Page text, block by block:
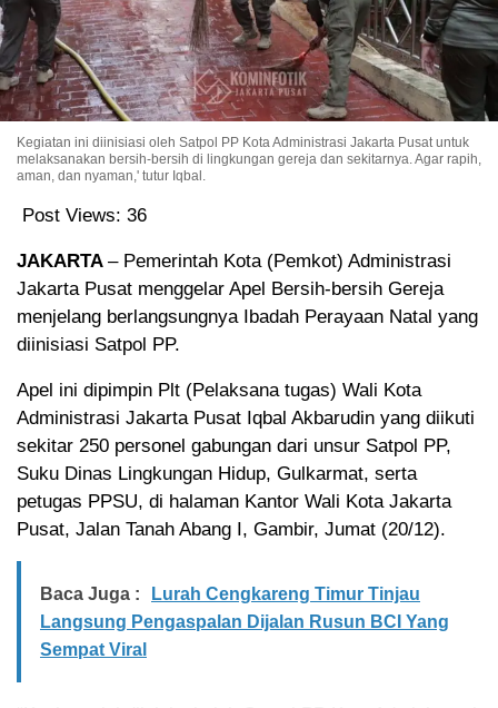
Kegiatan ini diinisiasi oleh Satpol PP Kota Administrasi Jakarta Pusat untuk
melaksanakan bersih-bersih di lingkungan gereja dan sekitarnya. Agar rapih,
aman, dan nyaman,' tutur Iqbal.
Post Views: 36
JAKARTA – Pemerintah Kota (Pemkot) Administrasi
Jakarta Pusat menggelar Apel Bersih-bersih Gereja
menjelang berlangsungnya Ibadah Perayaan Natal yang
diinisiasi Satpol PP.
Apel ini dipimpin Plt (Pelaksana tugas) Wali Kota
Administrasi Jakarta Pusat Iqbal Akbarudin yang diikuti
sekitar 250 personel gabungan dari unsur Satpol PP,
Suku Dinas Lingkungan Hidup, Gulkarmat, serta
petugas PPSU, di halaman Kantor Wali Kota Jakarta
Pusat, Jalan Tanah Abang I, Gambir, Jumat (20/12).
Baca Juga :
Lurah Cengkareng Timur Tinjau
Langsung Pengaspalan Dijalan Rusun BCI Yang
Sempat Viral